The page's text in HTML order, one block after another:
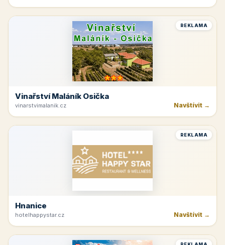
REKLAMA
Vinařství Maláník Osička
vinarstvimalanik.cz Navštívit →
REKLAMA
Hnanice
hotelhappystar.cz Navštívit →